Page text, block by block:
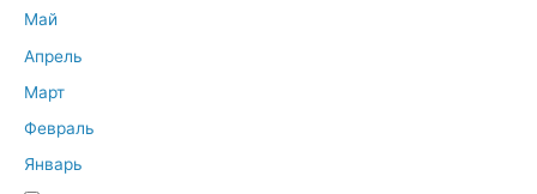
Май
Апрель
Март
Февраль
Январь